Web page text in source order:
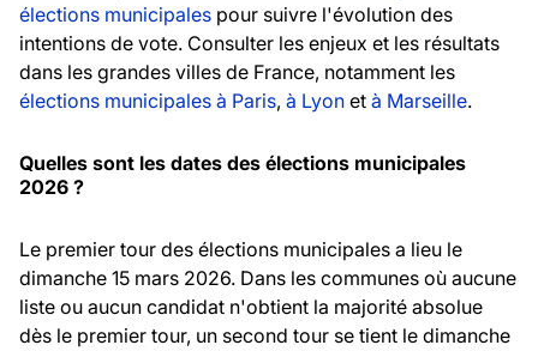
élections municipales pour suivre l'évolution des
intentions de vote. Consulter les enjeux et les résultats
dans les grandes villes de France, notamment les
élections municipales à Paris, à Lyon et à Marseille.
Quelles sont les dates des élections municipales
2026 ?
Le premier tour des élections municipales a lieu le
dimanche 15 mars 2026. Dans les communes où aucune
liste ou aucun candidat n'obtient la majorité absolue
dès le premier tour, un second tour se tient le dimanche